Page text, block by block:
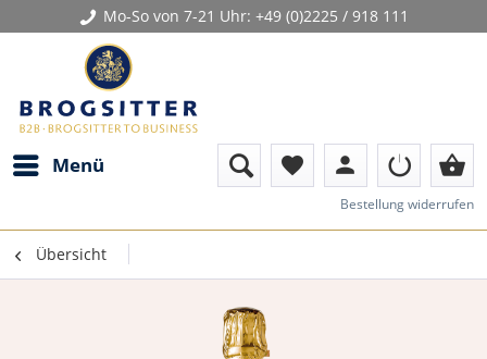
Mo-So von 7-21 Uhr: +49 (0)2225 / 918 111
Menü favorite person shopping_basket
Bestellung widerrufen
Übersicht